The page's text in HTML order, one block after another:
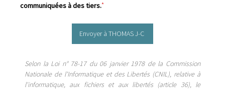
communiquées à des tiers.*
Selon la Loi n° 78-17 du 06 janvier 1978 de la Commission
Nationale de l'Informatique et des Libertés (CNIL), relative à
l'informatique, aux fichiers et aux libertés (article 36), le